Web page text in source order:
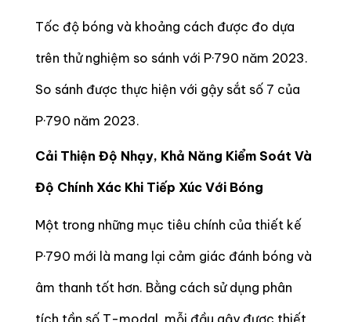
Tốc độ bóng và khoảng cách được đo dựa
trên thử nghiệm so sánh với P·790 năm 2023.
So sánh được thực hiện với gậy sắt số 7 của
P·790 năm 2023.
Cải Thiện Độ Nhạy, Khả Năng Kiểm Soát Và
Độ Chính Xác Khi Tiếp Xúc Với Bóng
Một trong những mục tiêu chính của thiết kế
P·790 mới là mang lại cảm giác đánh bóng và
âm thanh tốt hơn. Bằng cách sử dụng phân
tích tần số T-modal, mỗi đầu gậy được thiết